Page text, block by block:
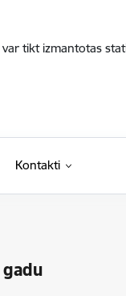
tikt izmantotas
Kontakti